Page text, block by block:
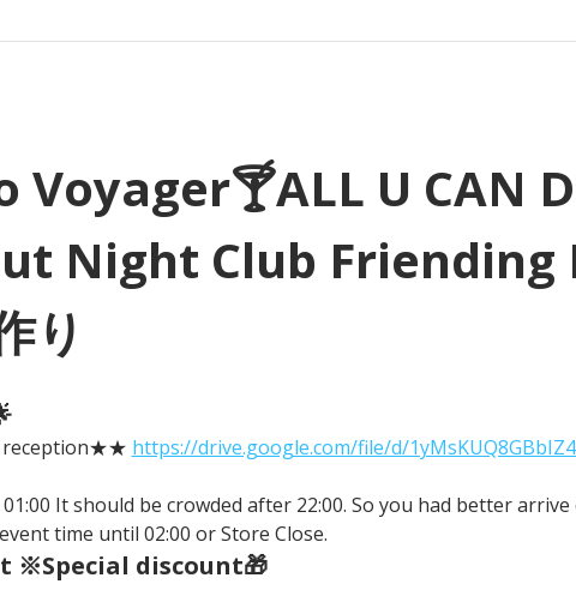
Voyager🍸ALL U CAN
Night Club Friending
り
reception★★ https://drive.google.com/file/d/
01:00 It should be crowded after 22:00. So you had better arrive
time until 02:00 or Store Close.
discount🎁